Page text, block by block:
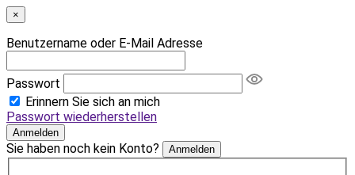
×
Benutzername oder E-Mail Adresse
Passwort
Erinnern Sie sich an mich
Passwort wiederherstellen
Anmelden
Sie haben noch kein Konto? Anmelden